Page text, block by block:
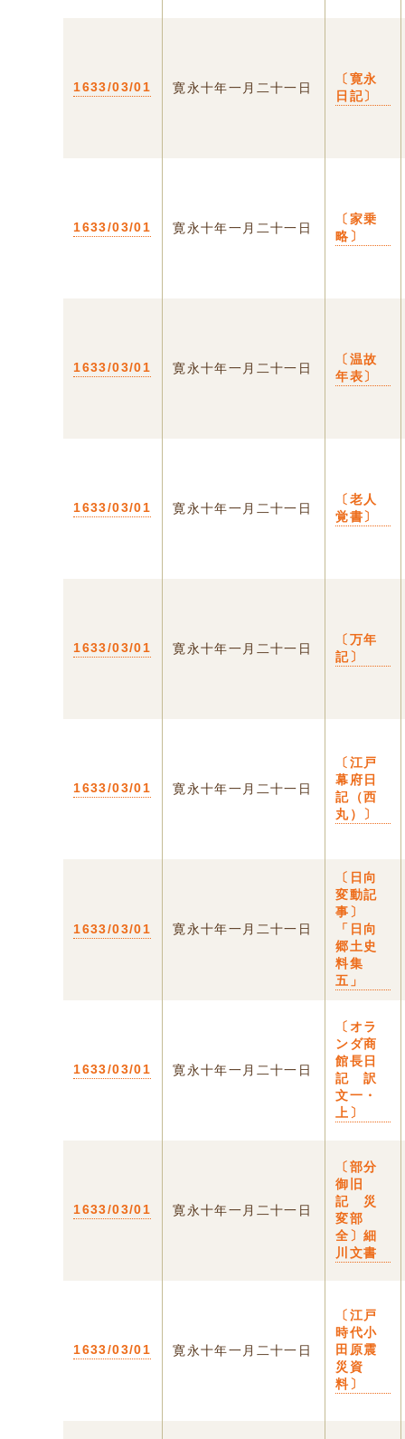
1633/03/01 寛永十年一月二十一日
〔寛永
日記〕
1633/03/01 寛永十年一月二十一日
〔家乗
略〕
1633/03/01 寛永十年一月二十一日
〔温故
年表〕
1633/03/01 寛永十年一月二十一日
〔老人
覚書〕
1633/03/01 寛永十年一月二十一日
〔万年
記〕
1633/03/01 寛永十年一月二十一日
〔江戸
幕府日
記（西
丸）〕
1633/03/01 寛永十年一月二十一日
〔日向
変動記
事〕
「日向
郷土史
料集
五」
1633/03/01 寛永十年一月二十一日
〔オラ
ンダ商
館長日
記 訳
文一・
上〕
1633/03/01 寛永十年一月二十一日
〔部分
御旧
記 災
変部
全〕細
川文書
1633/03/01 寛永十年一月二十一日
〔江戸
時代小
田原震
災資
料〕